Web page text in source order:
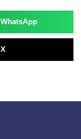
WhatsApp
X